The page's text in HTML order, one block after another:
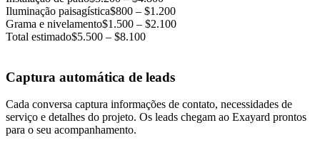
Iluminação paisagística$800 – $1.200
Grama e nivelamento$1.500 – $2.100
Total estimado$5.500 – $8.100
Captura automática de leads
Cada conversa captura informações de contato, necessidades de
serviço e detalhes do projeto. Os leads chegam ao Exayard prontos
para o seu acompanhamento.